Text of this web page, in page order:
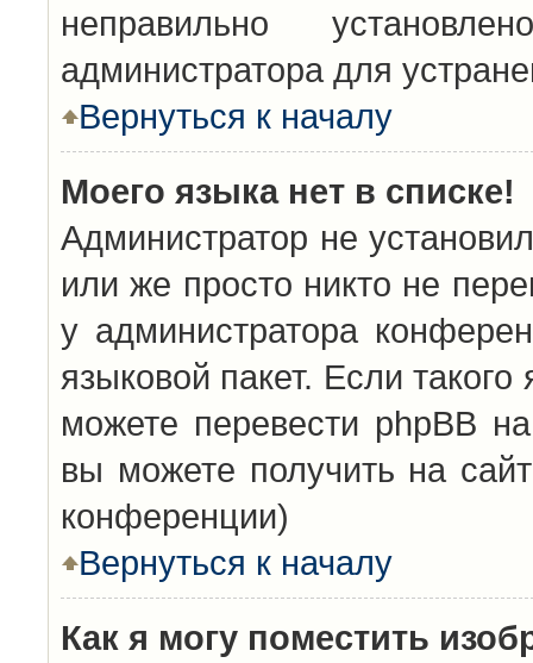
неправильно
администратора для
Вернуться к началу
Моего языка нет в списке!
Администратор не
или же просто никто не
у администратора
языковой пакет. Если
можете перевести phpBB
вы можете получить на
конференции)
Вернуться к началу
Как я могу поместить